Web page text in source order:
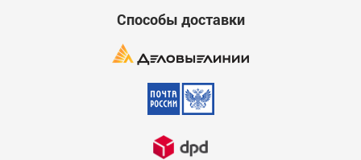
Способы доставки